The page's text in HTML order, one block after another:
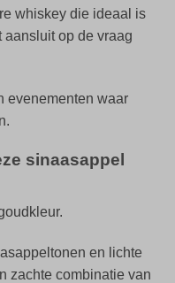
whiskey die ideaal is
aansluit op de vraag
evenementen waar
sinaasappel
en lichte
zachte combinatie van